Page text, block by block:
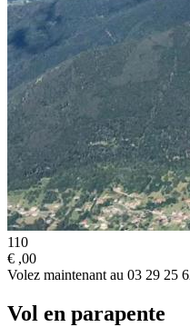
110
€ ,00
Volez maintenant au 03 29 25
Vol en parapente